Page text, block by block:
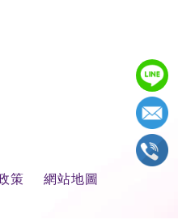
策 網站地圖